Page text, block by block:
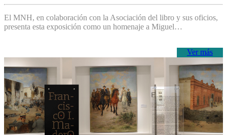
El MNH, en colaboración con la Asociación del libro y sus oficios,
presenta esta exposición como un homenaje a Miguel…
Ver más